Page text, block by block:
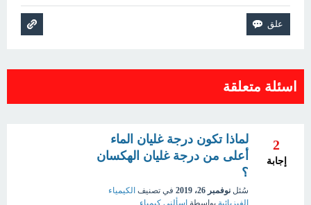
اسئلة متعلقة
2
إجابة
لماذا تكون درجة غليان الماء
أعلى من درجة غليان الهكسان
؟
سُئل نوفمبر 26، 2019 في تصنيف الكيمياء
الفيزيائية بواسطة اسألنى كيمياء